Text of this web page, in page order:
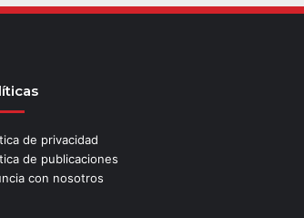
de privacidad
de publicaciones
con nosotros